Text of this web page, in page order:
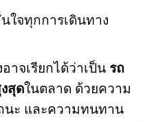
ใจทุกการเดินทาง
าจเรียกได้ว่าเป็น รถ
สุดในตลาด ด้วยความ
นะ และความทนทาน